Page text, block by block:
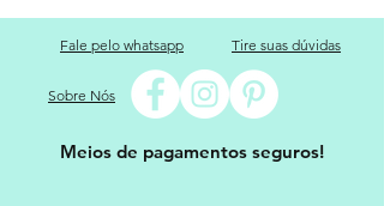
Fale pelo whatsapp Tire suas dúvidas
Sobre Nós
Meios de pagamentos seguros!